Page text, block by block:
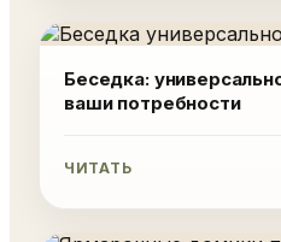
Беседка:
ваши потребности
ЧИТАТЬ